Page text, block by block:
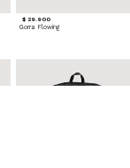
$ 29.900
Gorra Flowing